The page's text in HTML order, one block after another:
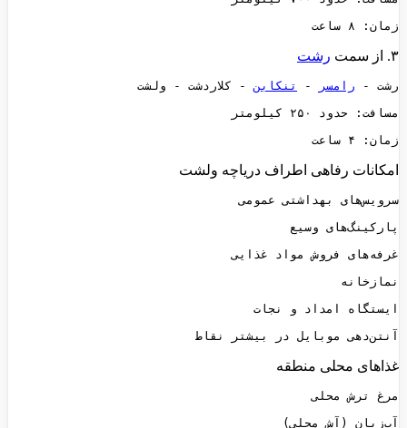
زمان: ۸ ساعت
۳. از سمت رشت
رشت - رامسر - تنکابن
زمان: ۴ ساعت
امکانات رفاهی اطراف دریاچه ولشت
آنتن‌دهی موبایل در بیشتر نقاط
غذاهای محلی منطقه